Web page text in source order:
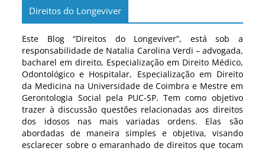
Direitos do Longeviver
Este Blog “Direitos do Longeviver”, está sob a
responsabilidade de Natalia Carolina Verdi – advogada,
bacharel em direito, Especialização em Direito Médico,
Odontológico e Hospitalar, Especialização em Direito
da Medicina na Universidade de Coimbra e Mestre em
Gerontologia Social pela PUC-SP. Tem como objetivo
trazer à discussão questões relacionadas aos direitos
dos idosos nas mais variadas ordens. Elas são
abordadas de maneira simples e objetiva, visando
esclarecer sobre o emaranhado de direitos que tocam